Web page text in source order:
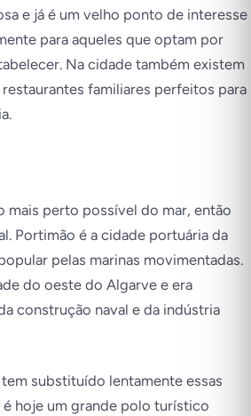
e já é um velho ponto de interesse
para aqueles que optam por
Na cidade também existem
familiares perfeitos para
mais perto possível do mar, então
Portimão é a cidade portuária da
pelas marinas movimentadas.
do oeste do Algarve e era
construção naval e da indústria
substituído lentamente essas
hoje um grande polo turístico